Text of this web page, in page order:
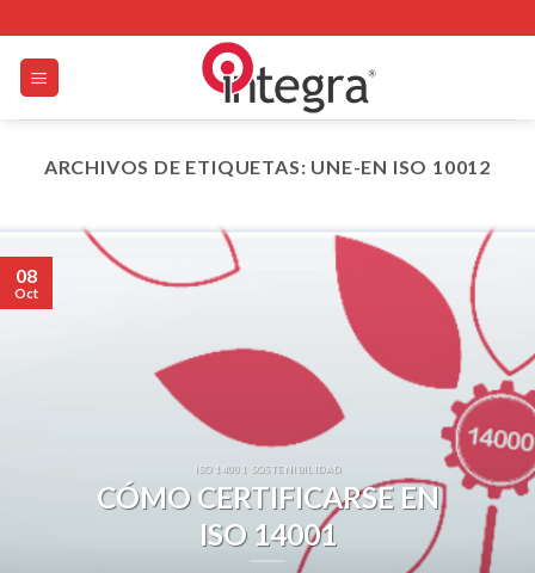
to
content
ARCHIVOS DE ETIQUETAS: UNE-EN ISO 10012
ISO 14001 SOSTENIBILIDAD
CÓMO CERTIFICARSE EN
ISO 14001
08
Oct